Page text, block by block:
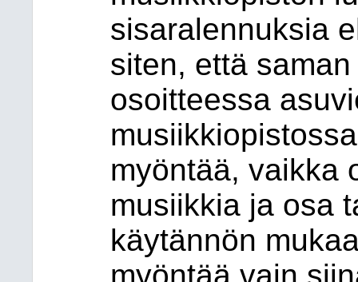
sisaralennuksia
siten, että
osoitteessa
myöntää, vaikka
musiikkia ja osa
käytännön